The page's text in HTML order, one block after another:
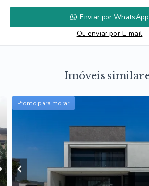
Enviar por WhatsApp
Ou enviar por E-mail
Imóveis
Pronto para morar